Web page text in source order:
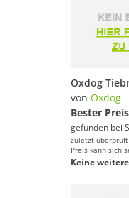
von Oxdog
Bester Preis
gefunden bei
zuletzt
Preis kann sich
Keine